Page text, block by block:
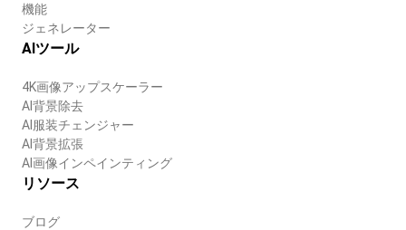
機能
ジェネレーター
AIツール
4K画像アップスケーラー
AI背景除去
AI服装チェンジャー
AI背景拡張
AI画像インペインティング
リソース
ブログ